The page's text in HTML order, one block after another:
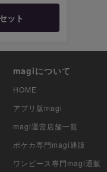
ット
magiについて
HOME
アプリ版magi
magi運営店舗一覧
ポケカ専門magi通販
ワンピース専門magi通販